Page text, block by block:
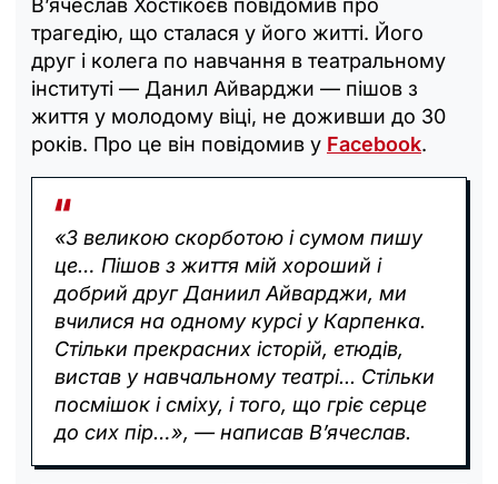
трагедію, що сталася у його житті. Його
друг і колега по навчання в театральному
інституті — Данил Айварджи — пішов з
життя у молодому віці, не доживши до 30
років. Про це він повідомив у Facebook.
«З великою скорботою і сумом пишу
це… Пішов з життя мій хороший і
добрий друг Даниил Айварджи, ми
вчилися на одному курсі у Карпенка.
Стільки прекрасних історій, етюдів,
вистав у навчальному театрі... Стільки
посмішок і сміху, і того, що гріє серце
до сих пір…», — написав В’ячеслав.